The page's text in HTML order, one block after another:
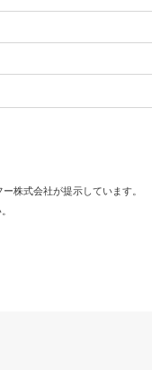
株式会社が提示しています。